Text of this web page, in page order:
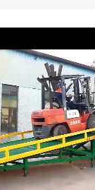
移动
电动搬
升降
油桶